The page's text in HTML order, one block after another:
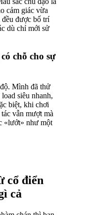
cảm giác vừa
được bố trí
dù chỉ mới sử
chỗ cho sự
Mình đã thử
siêu nhanh,
biệt, khi chơi
vẫn mượt mà
«lướt» như một
cổ điển
cả